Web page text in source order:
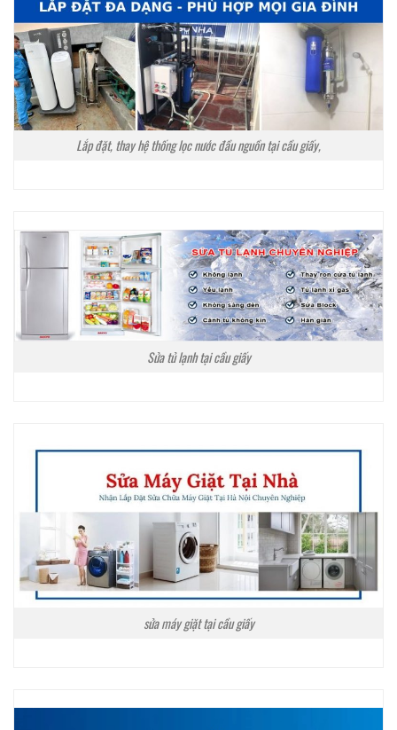
Lắp đặt, thay hệ thống lọc nước đầu nguồn tại cầu giấy,
Sửa tủ lạnh tại cầu giấy
sửa máy giặt tại cầu giấy